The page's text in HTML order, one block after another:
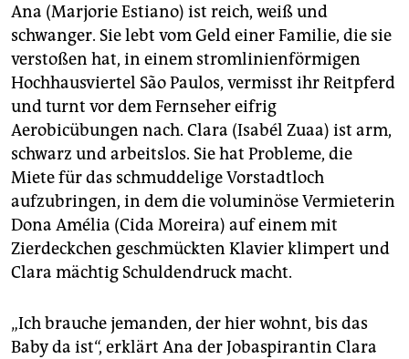
unterstützen
genossenschaft
epaper login
Ana (Marjorie Estiano) ist reich, weiß und
schwanger. Sie lebt vom Geld einer Familie, die sie
verstoßen hat, in einem stromlinienförmigen
Hochhausviertel São Paulos, vermisst ihr Reitpferd
und turnt vor dem Fernseher eifrig
Aerobicübungen nach. Clara (Isabél Zuaa) ist arm,
schwarz und arbeitslos. Sie hat Probleme, die
Miete für das schmuddelige Vorstadtloch
aufzubringen, in dem die voluminöse Vermieterin
Dona Amélia (Cida Moreira) auf einem mit
Zierdeckchen geschmückten Klavier klimpert und
Clara mächtig Schuldendruck macht.
„Ich brauche jemanden, der hier wohnt, bis das
Baby da ist“, erklärt Ana der Jobaspirantin Clara